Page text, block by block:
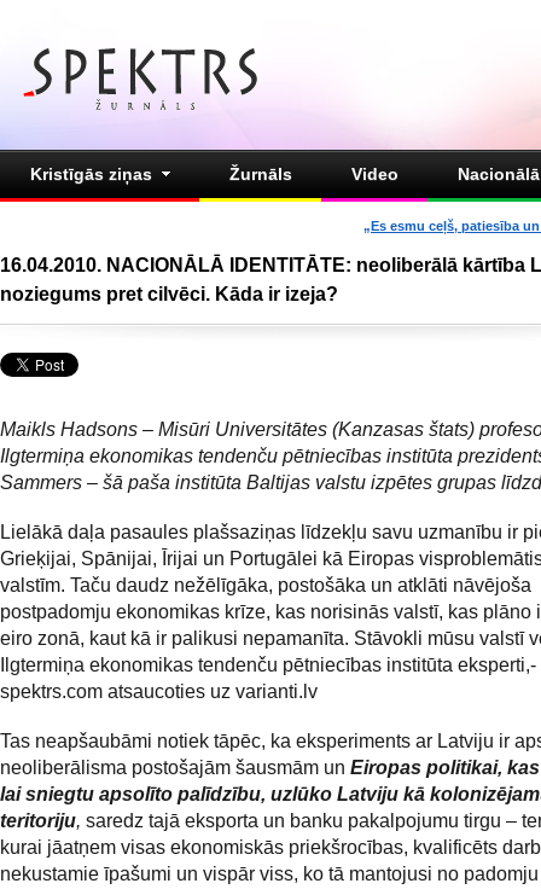
Kristīgās ziņas Žurnāls Video
„Es esmu ceļš, patiesība
16.04.2010. NACIONĀLĀ IDENTITĀTE: neoliberālā kārtība
noziegums pret cilvēci. Kāda ir izeja?
Maikls Hadsons – Misūri Universitātes (Kanzasas štats)
Ilgtermiņa ekonomikas tendenču pētniecības institūta
Sammers – šā paša institūta Baltijas valstu izpētes grupas
Lielākā daļa pasaules plašsaziņas līdzekļu savu uzmanību ir
Grieķijai, Spānijai, Īrijai un Portugālei kā Eiropas
valstīm. Taču daudz nežēlīgāka, postošāka un atklāti nāvējoša
postpadomju ekonomikas krīze, kas norisinās valstī, kas plāno
eiro zonā, kaut kā ir palikusi nepamanīta. Stāvokli mūsu valstī
Ilgtermiņa ekonomikas tendenču pētniecības institūta eksperti,-
spektrs.com atsaucoties uz varianti.lv
Tas neapšaubāmi notiek tāpēc, ka eksperiments ar Latviju ir
neoliberālisma postošajām šausmām un Eiropas politikai,
lai sniegtu apsolīto palīdzību, uzlūko Latviju kā
teritoriju, saredz tajā eksporta un banku pakalpojumu tirgu –
kurai jāatņem visas ekonomiskās priekšrocības, kvalificēts
nekustamie īpašumi un vispār viss, ko tā mantojusi no